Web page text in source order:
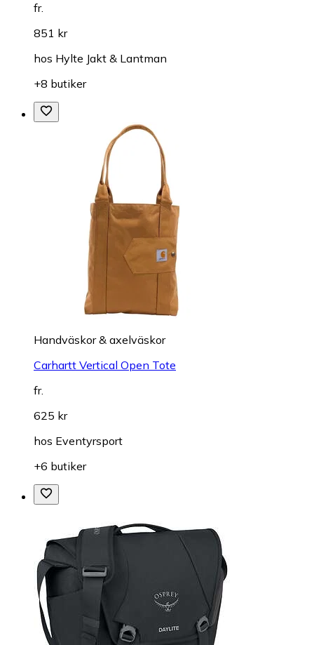
fr.
851 kr
hos Hylte Jakt & Lantman
+8 butiker
Handväskor & axelväskor
Carhartt Vertical Open Tote
fr.
625 kr
hos Eventyrsport
+6 butiker